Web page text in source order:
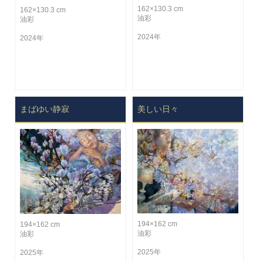
162×130.3 cm
油彩
2024年
162×130.3 cm
油彩
2024年
まばゆい静寂
194×162 cm
油彩
2025年
美しい日々
194×162 cm
油彩
2025年